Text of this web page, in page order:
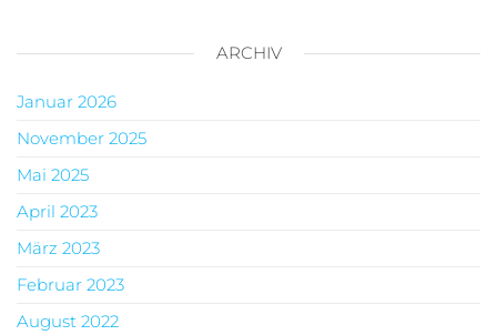
ARCHIV
Januar 2026
November 2025
Mai 2025
April 2023
März 2023
Februar 2023
August 2022